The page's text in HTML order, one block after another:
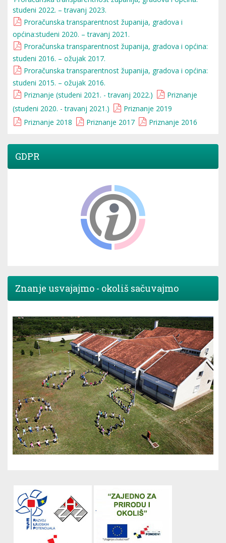
studeni 2022. – travanj 2023.
Proračunska transparentnost županija, gradova i
općina:studeni 2020. – travanj 2021.
Proračunska transparentnost županija, gradova i općina:
studeni 2016. – ožujak 2017.
Proračunska transparentnost županija, gradova i općina:
studeni 2015. – ožujak 2016.
Priznanje (studeni 2021. - travanj 2022.)
Priznanje
(studeni 2020. - travanj 2021.)
Priznanje 2019
Priznanje 2018
Priznanje 2017 Priznanje 2016
GDPR
Znanje usvajajmo - okoliš sačuvajmo